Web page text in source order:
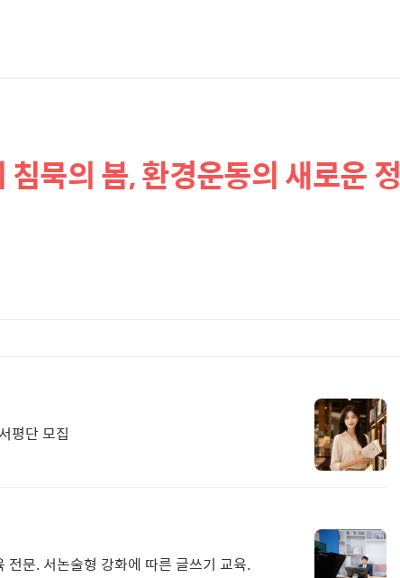
묵의 봄, 환경운동의 새로운 정
평단 모집
문. 서논술형 강화에 따른 글쓰기 교육.